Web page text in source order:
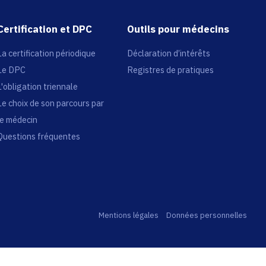
et DPC
certification périodique
DPC
triennale
choix de son parcours par
médecin
fréquentes
Outils pour médecins
Déclaration d’intérêts
Registres de pratiques
Mentions légales Données personnelles